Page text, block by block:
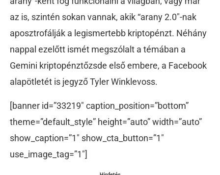
az is, szintén sokan vannak, akik “arany 2.0″-nak
aposztrofálják a legismertebb kriptopénzt. Néhány
nappal ezelőtt ismét megszólalt a témában a
Gemini kriptopénztőzsde első embere, a Facebook
alapötletét is jegyző Tyler Winklevoss.
[banner id=”33219″ caption_position=”bottom”
theme=”default_style” height=”auto” width=”auto”
show_caption=”1″ show_cta_button=”1″
use_image_tag=”1″]